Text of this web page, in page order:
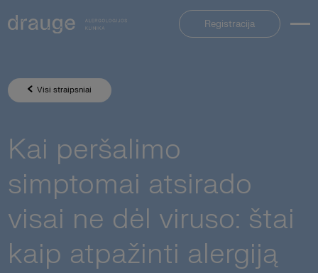
Registracija
Visi straipsniai
Kai peršalimo
simptomai atsirado
visai ne dėl viruso: štai
kaip atpažinti alergiją